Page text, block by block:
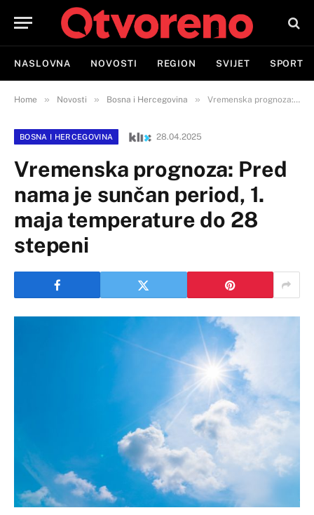
NASLOVNA NOVOSTI REGION SVIJET SPORT
Home » Novosti » Bosna i Hercegovina » Vremenska prognoza: Pred nama je sunčan period, 1. maja temperature do 28 stepeni
BOSNA I HERCEGOVINA 28.04.2025
Vremenska prognoza: Pred
nama je sunčan period, 1.
maja temperature do 28
stepeni